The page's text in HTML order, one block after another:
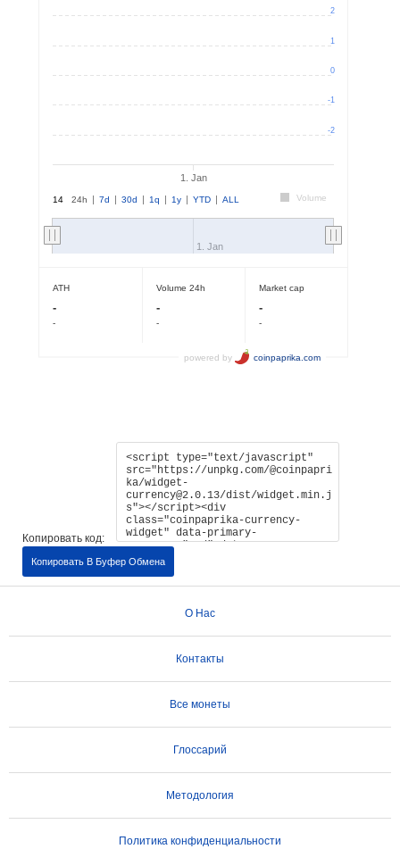
Копировать код:
Копировать В Буфер Обмена
О Нас
Контакты
Все монеты
Глоссарий
Методология
Политика конфиденциальности